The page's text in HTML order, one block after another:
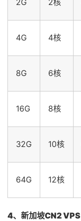
4G 4核
8G 6核
16G 8核
32G 10核
64G 12核
4、新加坡CN2 VPS